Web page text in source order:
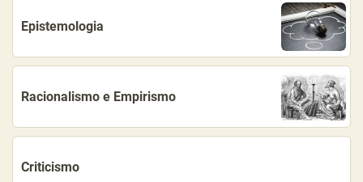
Epistemologia
Racionalismo e Empirismo
Criticismo